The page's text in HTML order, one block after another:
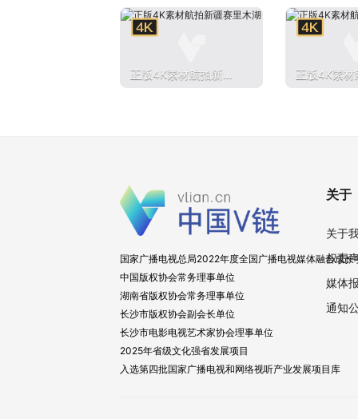
正版4K素材航拍新疆
正版4K素材
国家广播电视总局2022年度全国广播电视媒体融合成长
中国版权协会常务理事单位
湖南省版权协会常务理事单位
长沙市版权协会副会长单位
长沙市电影电视艺术家协会理事单位
2025年省级文化强省发展项目
入选第四批国家广播电视和网络视听产业发展项目库
关于
关于
权责
媒体
通知